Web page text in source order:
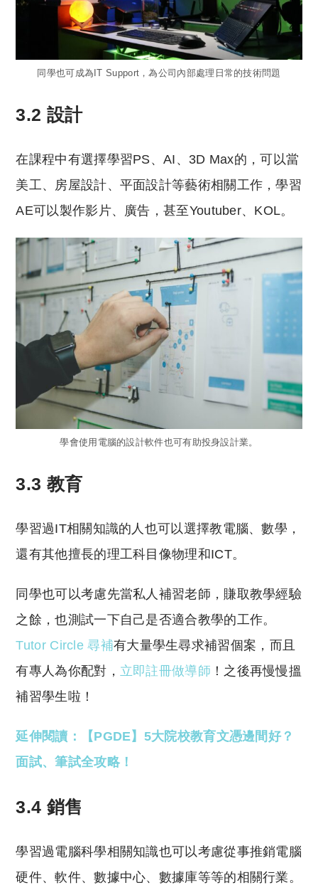
同學也可成為IT Support，為公司內部處理日常的技術問題
3.2 設計
在課程中有選擇學習PS、AI、3D Max的，可以當
美工、房屋設計、平面設計等藝術相關工作，學習
AE可以製作影片、廣告，甚至Youtuber、KOL。
學會使用電腦的設計軟件也可有助投身設計業。
3.3 教育
學習過IT相關知識的人也可以選擇教電腦、數學，
還有其他擅長的理工科目像物理和ICT。
同學也可以考慮先當私人補習老師，賺取教學經驗
之餘，也測試一下自己是否適合教學的工作。
Tutor Circle 尋補有大量學生尋求補習個案，而且
有專人為你配對， 立即註冊做導師 ！之後再慢慢搵
補習學生啦！
延伸閱讀：【PGDE】5大院校教育文憑邊間好？
面試、筆試全攻略！
3.4 銷售
學習過電腦科學相關知識也可以考慮從事推銷電腦
硬件、軟件、數據中心、數據庫等等的相關行業。